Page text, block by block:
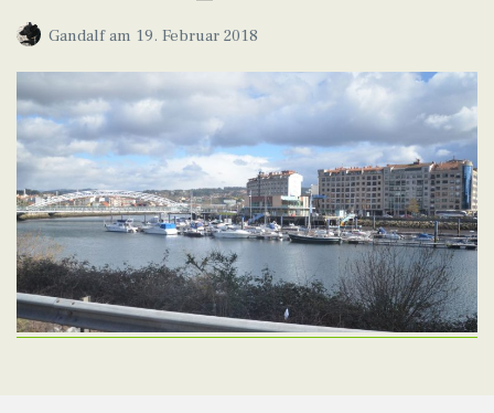
Gandalfam 19. Februar 2018